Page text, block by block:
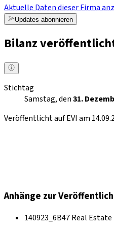
Aktuelle Daten dieser Firma
Updates abonnieren
Bilanz
Stichtag
Samstag, den31.
Veröffentlicht auf EVI am
Anhänge zur
140923_6B47 Real